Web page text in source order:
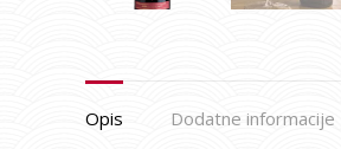
Opis Dodatne informacije